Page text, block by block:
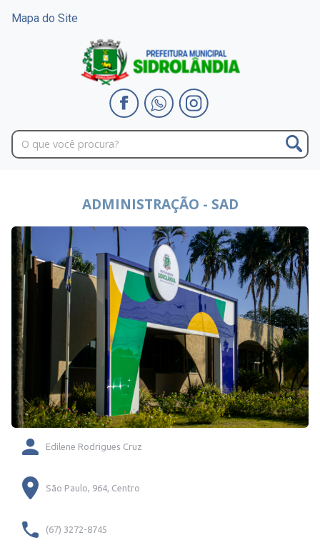
Mapa do Site
ADMINISTRAÇÃO - SAD
Edilene Rodrigues Cruz
São Paulo, 964, Centro
(67) 3272-8745